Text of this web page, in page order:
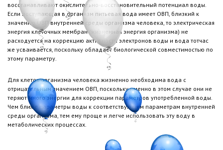
восстанавливают окислительно-восстановительный потенциал воды.
Если поступающая в организм питьевая вода имеет ОВП, близкий к
значению ОВП внутренней среды организма человека, то электрическая
энергия клеточных мембран (жизненная энергия организма) не
расходуется на коррекцию активности электронов воды и вода тотчас
же усваивается, поскольку обладает биологической совместимостью по
этому параметру.
Для клеток организма человека жизненно необходима вода с
отрицательным значением ОВП, поскольку именно в этом случае они не
теряют много энергии для коррекции параметров употребленной воды.
Чем ближе параметры воды к соответствующим параметрам внутренней
среды организма, тем ему проще и легче использовать эту воду в
метаболических процессах.